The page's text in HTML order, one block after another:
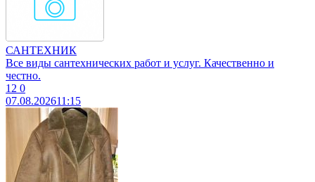
САНТЕХНИК
Все виды сантехнических работ и услуг. Качественно и
честно.
12 0
07.08.202611:15